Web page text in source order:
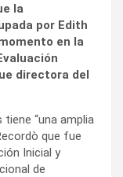
la
por Edith
en la
directora del
“una amplia
que fue
Inicial y
de